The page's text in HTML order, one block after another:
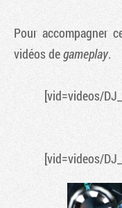
Pour accompagner
vidéos degameplay.
[vid=videos/
[vid=videos/